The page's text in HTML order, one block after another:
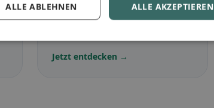
Glutenfrei in Montelparo
Glutenfreie Optionen &
Jetzt entdecken →
ALLE AKZEPTIEREN
ALLE ABLEHNEN